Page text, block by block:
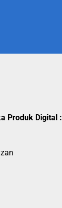
Produk Digital :